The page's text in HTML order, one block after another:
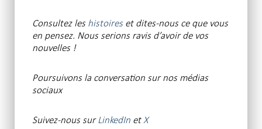
Consultez leshistoires et dites-nous ce que vous
en pensez. Nous serions ravis d’avoir de vos
nouvelles !
Poursuivons la conversation sur nos médias
sociaux
Suivez-nous surLinkedIn etX